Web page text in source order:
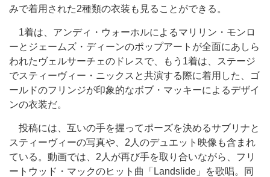
みで着用された2種類の衣装も見ることができる。
1着は、アンディ・ウォーホルによるマリリン・モンロ
ーとジェームズ・ディーンのポップアートが全面にあしら
われたヴェルサーチェのドレスで、もう1着は、ステージ
でスティーヴィー・ニックスと共演する際に着用した、ゴ
ールドのフリンジが印象的なボブ・マッキーによるデザイ
ンの衣装だ。
投稿には、互いの手を握ってポーズを決めるサブリナと
スティーヴィーの写真や、2人のデュエット映像も含まれ
ている。動画では、2人が再び手を取り合いながら、フリ
ートウッド・マックのヒット曲「Landslide」を歌唱。同